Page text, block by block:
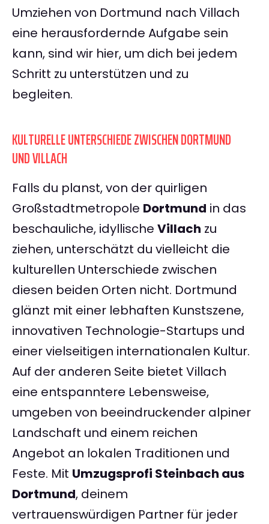
Umziehen von Dortmund nach Villach
eine herausfordernde Aufgabe sein
kann, sind wir hier, um dich bei jedem
Schritt zu unterstützen und zu
begleiten.
KULTURELLE UNTERSCHIEDE ZWISCHEN DORTMUND
UND VILLACH
Falls du planst, von der quirligen
Großstadtmetropole Dortmund in das
beschauliche, idyllische Villach zu
ziehen, unterschätzt du vielleicht die
kulturellen Unterschiede zwischen
diesen beiden Orten nicht. Dortmund
glänzt mit einer lebhaften Kunstszene,
innovativen Technologie-Startups und
einer vielseitigen internationalen Kultur.
Auf der anderen Seite bietet Villach
eine entspanntere Lebensweise,
umgeben von beeindruckender alpiner
Landschaft und einem reichen
Angebot an lokalen Traditionen und
Feste. Mit Umzugsprofi Steinbach aus
Dortmund, deinem
vertrauenswürdigen Partner für jeder